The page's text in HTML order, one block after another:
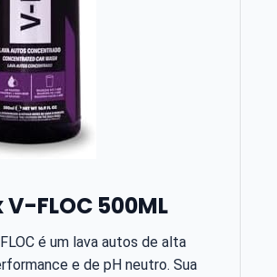
FLOC 500ML
é um lava autos de alta
e de pH neutro. Sua